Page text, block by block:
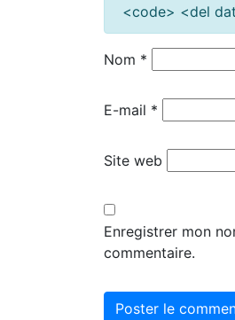
<code> <del
Nom *
E-mail *
Site web
Enregistrer mon
commentaire.